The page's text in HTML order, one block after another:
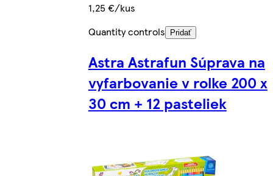
1,25 €/kus
Quantity controls
Pridať
Astra Astrafun Súprava na
vyfarbovanie v rolke 200 x
30 cm + 12 pasteliek